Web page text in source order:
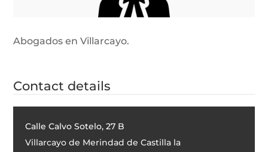
Abogados en Villarcayo.
Contact details
Calle Calvo Sotelo, 27 B
Villarcayo de Merindad de Castilla la